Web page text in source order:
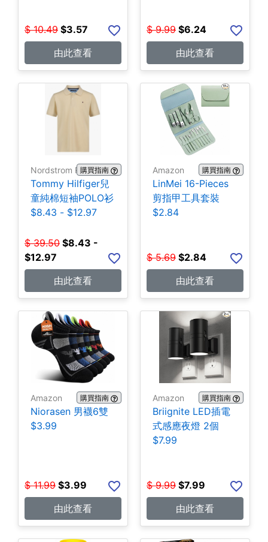
$ 10.49 $3.57
由此查看
$ 9.99 $6.24
由此查看
Nordstrom Rack購買指南
Tommy Hilfiger兒
童純棉短袖POLO衫
$8.43 - $12.97
$ 39.50 $8.43 -
$12.97
由此查看
Amazon 購買指南
LinMei 16-Pieces
剪指甲工具套裝
$2.84
$ 5.69 $2.84
由此查看
Amazon 購買指南
Niorasen 男襪6雙
$3.99
$ 11.99 $3.99
由此查看
Amazon 購買指南
Briignite LED插電
式感應夜燈 2個
$7.99
$ 9.99 $7.99
由此查看